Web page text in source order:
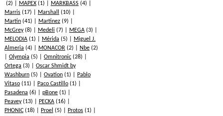
(2)
MAPEX (1) MARKBASS (4)
Marris (17) Marshall
(10)
Martin (41) Martinez (9)
McGrey(8) Medeli (7) MEGA (3)
MELODIA (1) Mérida (5)
Miguel J.
Almeria (4) MONACOR (2) Nbe (2)
Olympia (5) Omnitronic (28)
Ortega (3)
Oscar Shmidt by
Washburn (5) Ovation (1)
Pablo
Vitaso (11) Paco Castillo (1)
Pasadena (6) pBone (1)
Peavey(13) PECKA (16)
PHONIC (18) Proel (5) Protos (1)